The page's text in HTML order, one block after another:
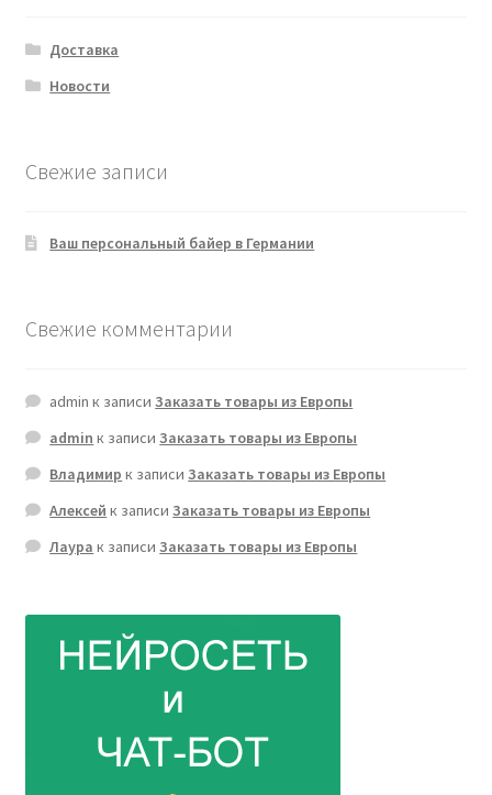
Доставка
Новости
Свежие записи
Ваш персональный байер в Германии
Свежие комментарии
admin к записиЗаказать товары из Европы
admin к записиЗаказать товары из Европы
Владимир к записиЗаказать товары из Европы
Алексей к записиЗаказать товары из Европы
Лаура к записиЗаказать товары из Европы